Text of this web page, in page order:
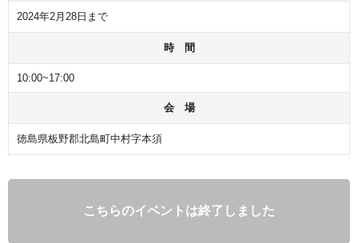
2024年2月28日まで
時 間
10:00~17:00
会 場
徳島県板野郡北島町中村字本須
こちらのイベントは終了しました